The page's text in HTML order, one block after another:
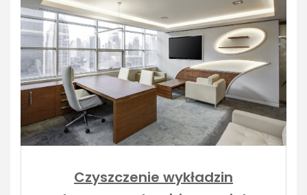
Czyszczenie wykładzin